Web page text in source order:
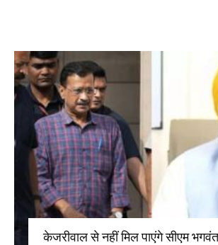
केजरीवाल से नहीं मिल पाएंगे सीएम